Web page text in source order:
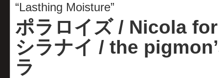
“Lasthing Moisture”
ポラロイズ / Nicola
シラナイ / the
ラ